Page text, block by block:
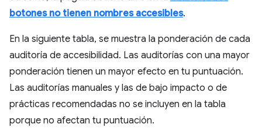
botones no tienen nombres accesibles.
En la siguiente tabla, se muestra la ponderación de cada
auditoría de accesibilidad. Las auditorías con una mayor
ponderación tienen un mayor efecto en tu puntuación.
Las auditorías manuales y las de bajo impacto o de
prácticas recomendadas no se incluyen en la tabla
porque no afectan tu puntuación.